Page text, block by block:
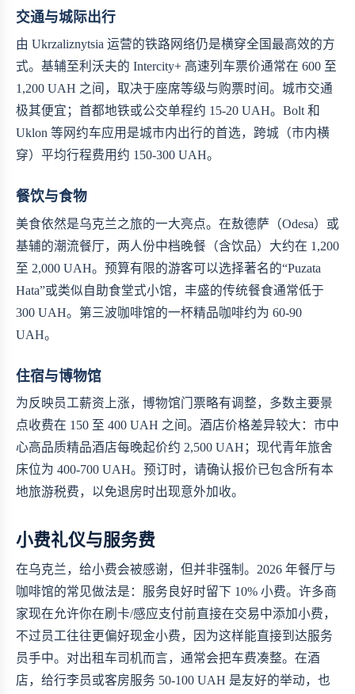
交通与城际出行
由 Ukrzaliznytsia 运营的铁路网络仍是横穿全国最高效的方
式。基辅至利沃夫的 Intercity+ 高速列车票价通常在 600 至
1,200 UAH 之间，取决于座席等级与购票时间。城市交通
极其便宜；首都地铁或公交单程约 15-20 UAH。Bolt 和
Uklon 等网约车应用是城市内出行的首选，跨城（市内横
穿）平均行程费用约 150-300 UAH。
餐饮与食物
美食依然是乌克兰之旅的一大亮点。在敖德萨（Odesa）或
基辅的潮流餐厅，两人份中档晚餐（含饮品）大约在 1,200
至 2,000 UAH。预算有限的游客可以选择著名的“Puzata
Hata”或类似自助食堂式小馆，丰盛的传统餐食通常低于
300 UAH。第三波咖啡馆的一杯精品咖啡约为 60-90
UAH。
住宿与博物馆
为反映员工薪资上涨，博物馆门票略有调整，多数主要景
点收费在 150 至 400 UAH 之间。酒店价格差异较大：市中
心高品质精品酒店每晚起价约 2,500 UAH；现代青年旅舍
床位为 400-700 UAH。预订时，请确认报价已包含所有本
地旅游税费，以免退房时出现意外加收。
小费礼仪与服务费
在乌克兰，给小费会被感谢，但并非强制。2026 年餐厅与
咖啡馆的常见做法是：服务良好时留下 10% 小费。许多商
家现在允许你在刷卡/感应支付前直接在交易中添加小费，
不过员工往往更偏好现金小费，因为这样能直接到达服务
员手中。对出租车司机而言，通常会把车费凑整。在酒
店，给行李员或客房服务 50-100 UAH 是友好的举动，也